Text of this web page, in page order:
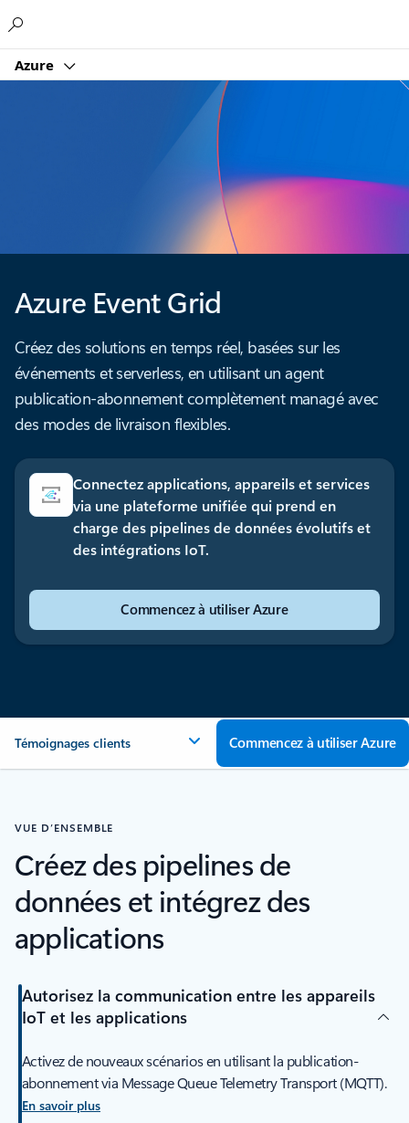
Azure
Azure Event Grid
Créez des solutions en temps réel, basées sur les
événements et serverless, en utilisant un agent
publication-abonnement complètement managé avec
des modes de livraison flexibles.
Connectez applications, appareils et services
via une plateforme unifiée qui prend en
charge des pipelines de données évolutifs et
des intégrations IoT.
Commencez à utiliser Azure
Témoignages clients Commencez à utiliser Azure
VUE D’ENSEMBLE
Créez des pipelines de
données et intégrez des
applications
Autorisez la communication entre les appareils
IoT et les applications
Activez de nouveaux scénarios en utilisant la publication-
abonnement via Message Queue Telemetry Transport (MQTT).
En savoir plus